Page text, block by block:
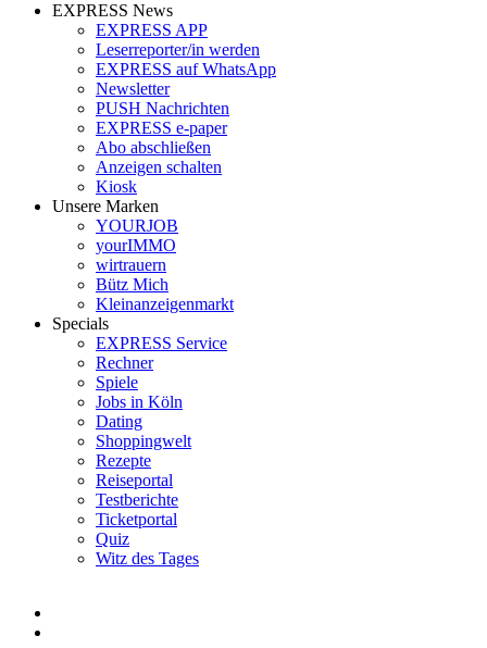
EXPRESS News
EXPRESS APP
Leserreporter/in werden
EXPRESS auf WhatsApp
Newsletter
PUSH Nachrichten
EXPRESS e-paper
Abo abschließen
Anzeigen schalten
Kiosk
Unsere Marken
YOURJOB
yourIMMO
wirtrauern
Bütz Mich
Kleinanzeigenmarkt
Specials
EXPRESS Service
Rechner
Spiele
Jobs in Köln
Dating
Shoppingwelt
Rezepte
Reiseportal
Testberichte
Ticketportal
Quiz
Witz des Tages